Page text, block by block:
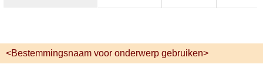
<Bestemmingsnaam voor onderwerp gebruiken>